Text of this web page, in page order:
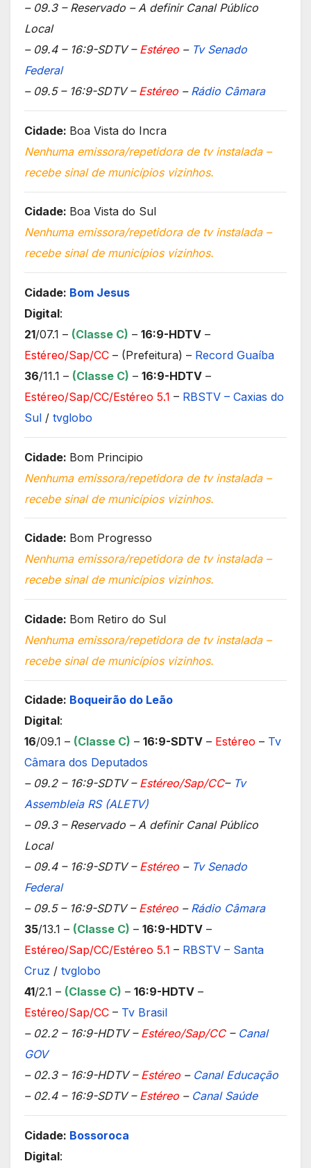
– 09.3 – Reservado – A definir Canal Público
Local
– 09.4 – 16:9-SDTV – Estéreo – Tv Senado
Federal
– 09.5 – 16:9-SDTV – Estéreo – Rádio Câmara
Cidade: Boa Vista do Incra
Nenhuma emissora/repetidora de tv instalada –
recebe sinal de municípios vizinhos.
Cidade: Boa Vista do Sul
Nenhuma emissora/repetidora de tv instalada –
recebe sinal de municípios vizinhos.
Cidade: Bom Jesus
Digital:
21/07.1 – (Classe C) – 16:9-HDTV –
Estéreo/Sap/CC – (Prefeitura) – Record Guaíba
36/11.1 – (Classe C) – 16:9-HDTV –
Estéreo/Sap/CC/Estéreo 5.1 – RBSTV – Caxias do
Sul / tvglobo
Cidade: Bom Principio
Nenhuma emissora/repetidora de tv instalada –
recebe sinal de municípios vizinhos.
Cidade: Bom Progresso
Nenhuma emissora/repetidora de tv instalada –
recebe sinal de municípios vizinhos.
Cidade: Bom Retiro do Sul
Nenhuma emissora/repetidora de tv instalada –
recebe sinal de municípios vizinhos.
Cidade: Boqueirão do Leão
Digital:
16/09.1 – (Classe C) – 16:9-SDTV – Estéreo – Tv
Câmara dos Deputados
– 09.2 – 16:9-SDTV – Estéreo/Sap/CC– Tv
Assembleia RS (ALETV)
– 09.3 – Reservado – A definir Canal Público
Local
– 09.4 – 16:9-SDTV – Estéreo – Tv Senado
Federal
– 09.5 – 16:9-SDTV – Estéreo – Rádio Câmara
35/13.1 – (Classe C) – 16:9-HDTV –
Estéreo/Sap/CC/Estéreo 5.1 – RBSTV – Santa
Cruz / tvglobo
41/2.1 – (Classe C) – 16:9-HDTV –
Estéreo/Sap/CC – Tv Brasil
– 02.2 – 16:9-HDTV – Estéreo/Sap/CC – Canal
GOV
– 02.3 – 16:9-HDTV – Estéreo – Canal Educação
– 02.4 – 16:9-SDTV – Estéreo – Canal Saúde
Cidade: Bossoroca
Digital: